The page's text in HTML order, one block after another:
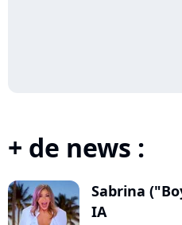
+ de news :
Sabrina
IA